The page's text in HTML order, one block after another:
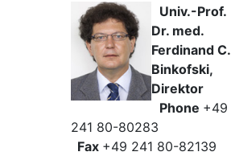
Univ.-Prof.
Dr. med.
Ferdinand C.
Binkofski,
Direktor
Phone +49
241 80-80283
Fax +49 241 80-82139